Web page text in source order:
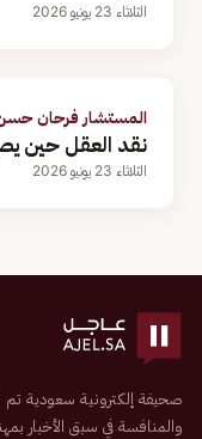
الثلاثاء 23 يونيو 2026
المستشار فرحان
نقد العقل حين
الثلاثاء 23 يونيو 2026
والمنافسة في سبق الأخبار